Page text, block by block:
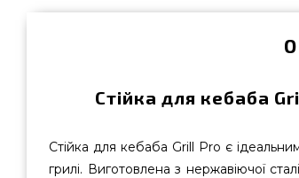
Стійка для кебаба
Стійка для кебаба Grill Pro є
грилі. Виготовлена з нержавіючої